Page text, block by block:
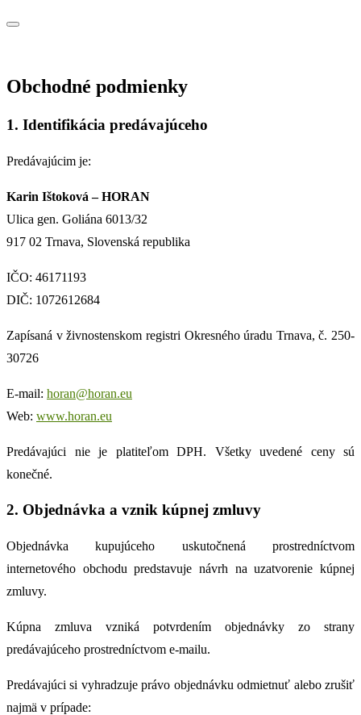
Obchodné podmienky
1. Identifikácia predávajúceho
Predávajúcim je:
Karin Ištoková – HORAN
Ulica gen. Goliána 6013/32
917 02 Trnava, Slovenská republika
IČO: 46171193
DIČ: 1072612684
Zapísaná v živnostenskom registri Okresného úradu Trnava, č. 250-
30726
E-mail: horan@horan.eu
Web: www.horan.eu
Predávajúci nie je platiteľom DPH. Všetky uvedené ceny sú
konečné.
2. Objednávka a vznik kúpnej zmluvy
Objednávka kupujúceho uskutočnená prostredníctvom
internetového obchodu predstavuje návrh na uzatvorenie kúpnej
zmluvy.
Kúpna zmluva vzniká potvrdením objednávky zo strany
predávajúceho prostredníctvom e-mailu.
Predávajúci si vyhradzuje právo objednávku odmietnuť alebo zrušiť
najmä v prípade: